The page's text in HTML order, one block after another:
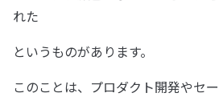
れた
というものがあります。
このことは、プロダクト開発やセ